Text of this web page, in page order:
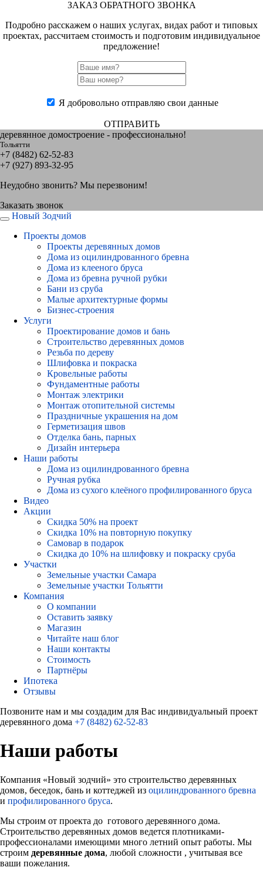
ЗАКАЗ ОБРАТНОГО ЗВОНКА
Подробно расскажем о наших услугах, видах работ и типовых
проектах, рассчитаем стоимость и подготовим индивидуальное
предложение!
Я добровольно отправляю свои данные
ОТПРАВИТЬ
деревянное домостроение - профессионально!
Тольятти
+7 (8482) 62-52-83
+7 (927) 893-32-95
Неудобно звонить? Мы перезвоним!
Заказать звонок
Новый Зодчий
Проекты домов
Проекты деревянных домов
Дома из оцилиндрованного бревна
Дома из клееного бруса
Дома из бревна ручной рубки
Бани из сруба
Малые архитектурные формы
Бизнес-строения
Услуги
Проектирование домов и бань
Строительство деревянных домов
Резьба по дереву
Шлифовка и покраска
Кровельные работы
Фундаментные работы
Монтаж электрики
Монтаж отопительной системы
Праздничные украшения на дом
Герметизация швов
Отделка бань, парных
Дизайн интерьера
Наши работы
Дома из оцилиндрованного бревна
Ручная рубка
Дома из сухого клеёного профилированного бруса
Видео
Акции
Скидка 50% на проект
Скидка 10% на повторную покупку
Самовар в подарок
Скидка до 10% на шлифовку и покраску сруба
Участки
Земельные участки Самара
Земельные участки Тольятти
Компания
О компании
Оставить заявку
Магазин
Читайте наш блог
Наши контакты
Стоимость
Партнёры
Ипотека
Отзывы
Позвоните нам и мы создадим для Вас индивидуальный проект
деревянного дома +7 (8482) 62-52-83
Наши работы
Компания «Новый зодчий» это строительство деревянных
домов, беседок, бань и коттеджей из оцилиндрованного бревна
и профилированного бруса.
Мы строим от проекта до готового деревянного дома.
Строительство деревянных домов ведется плотниками-
профессионалами имеющими много летний опыт работы. Мы
строим деревянные дома, любой сложности , учитывая все
ваши пожелания.